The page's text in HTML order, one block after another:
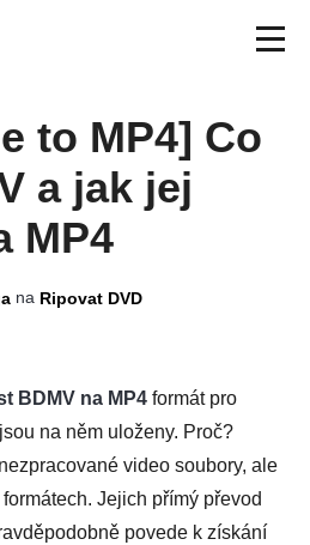
to MP4] Co
a jak jej
MP4
na Ripovat DVD
BDMV na MP4 formát pro
na něm uloženy. Proč?
video soubory, ale
Jejich přímý převod
povede k získání